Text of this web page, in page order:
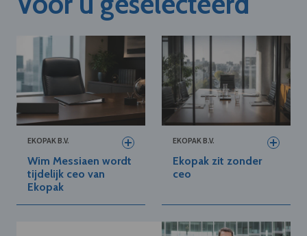
EKOPAK B.V.
Wim Messiaen wordt
tijdelijk ceo van
Ekopak
EKOPAK B.V.
Ekopak zit zonder
ceo